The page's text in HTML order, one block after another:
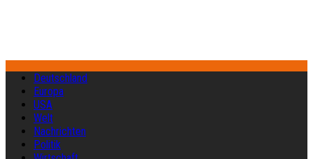
Deutschland
Europa
USA
Welt
Nachrichten
Politik